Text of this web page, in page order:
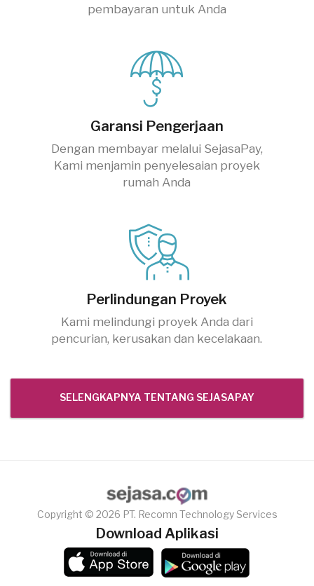
pembayaran untuk Anda
Garansi Pengerjaan
Dengan membayar melalui SejasaPay,
Kami menjamin penyelesaian proyek
rumah Anda
Perlindungan Proyek
Kami melindungi proyek Anda dari
pencurian, kerusakan dan kecelakaan.
SELENGKAPNYA TENTANG SEJASAPAY
Copyright © 2026 PT. Recomn Technology Services
Download Aplikasi